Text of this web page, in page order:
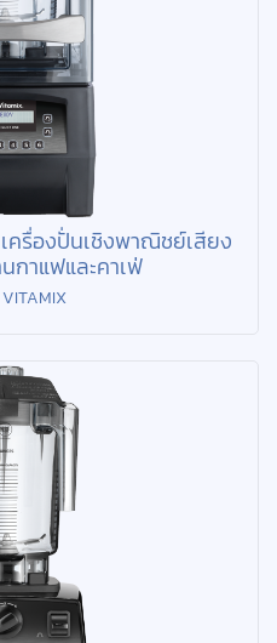
ครื่องปั่นเชิงพาณิชย์เสียง
กาแฟและคาเฟ่